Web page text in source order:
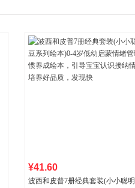
¥41.60
波西和皮普7册经典套装(小小聪